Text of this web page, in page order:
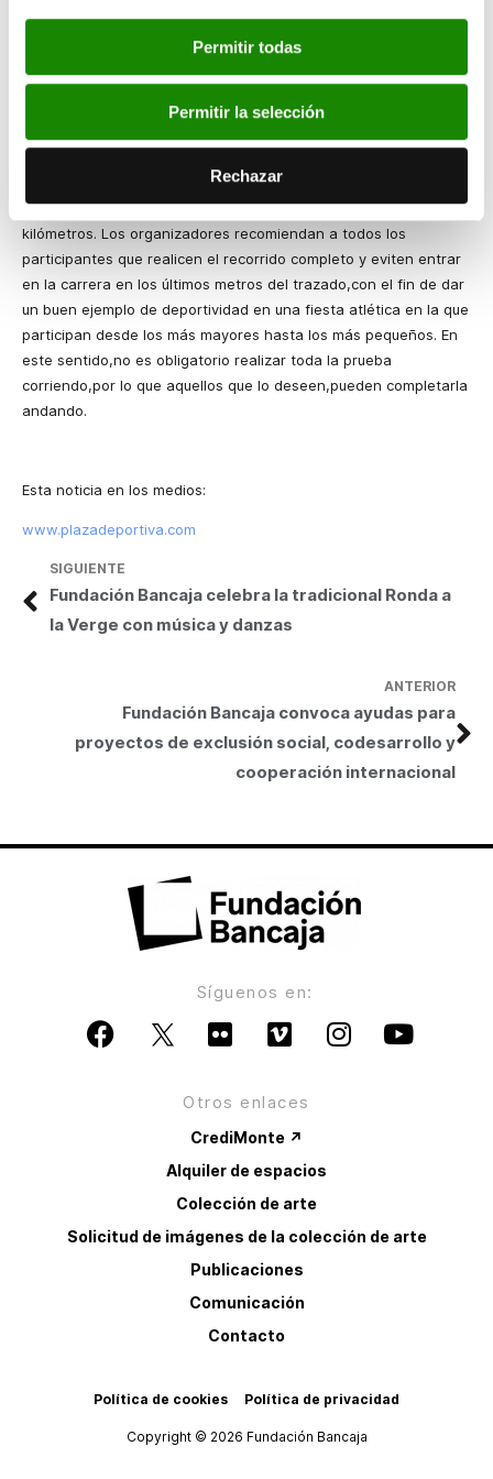
Permitir todas
Permitir la selección
Rechazar
consiguió parar el crono en el 28’40’’ en la edición de 2006. En la
edición de 2012,los vencedores fueron Hassane Auchard,con un
en 31’07’’. En la clasificación de atletas en silla de ruedas,el
vencedor fue Juan Pascual Plaza.
a las anteriores ediciones. La salida y meta estarán situadas en
el paseo de la Alameda y la distancia a recorrer será de8
kilómetros. Los organizadores recomiendan a todos los
participantes que realicen el recorrido completo y eviten entrar
en la carrera en los últimos metros del trazado,con el fin de dar
un buen ejemplo de deportividad en una fiesta atlética en la que
participan desde los más mayores hasta los más pequeños. En
este sentido,no es obligatorio realizar toda la prueba
corriendo,por lo que aquellos que lo deseen,pueden completarla
andando.
Esta noticia en los medios:
www.plazadeportiva.com
ANTERIOR
Fundación Bancaja convoca ayudas para
proyectos de exclusión social, codesarrollo y
cooperación internacional
SIGUIENTE
Fundación Bancaja celebra la tradicional Ronda a
la Verge con música y danzas
Síguenos en:
Otros enlaces
CrediMonte ↗
Alquiler de espacios
Colección de arte
Solicitud de imágenes de la colección de arte
Publicaciones
Comunicación
Contacto
Política de cookies Política de privacidad
Copyright © 2026 Fundación Bancaja